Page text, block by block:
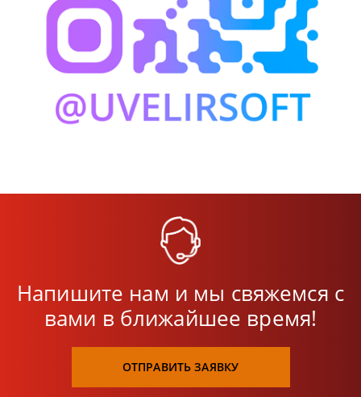
Напишите нам и мы свяжемся с
вами в ближайшее время!
ОТПРАВИТЬ ЗАЯВКУ